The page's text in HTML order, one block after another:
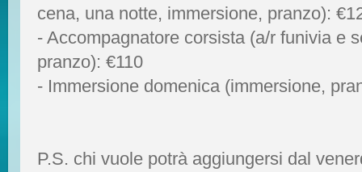
cena, una notte, immersione, pranzo):
- Accompagnatore corsista (a/r funivia e
pranzo): €110
- Immersione domenica (immersione,
P.S. chi vuole potrà aggiungersi dal